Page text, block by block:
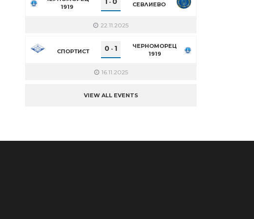
1919
- СЕВЛИЕВО
22.11.2025
СПОРТИСТ 0 - 1
ЧЕРНОМОРЕЦ
1919
16.11.2025
VIEW ALL EVENTS